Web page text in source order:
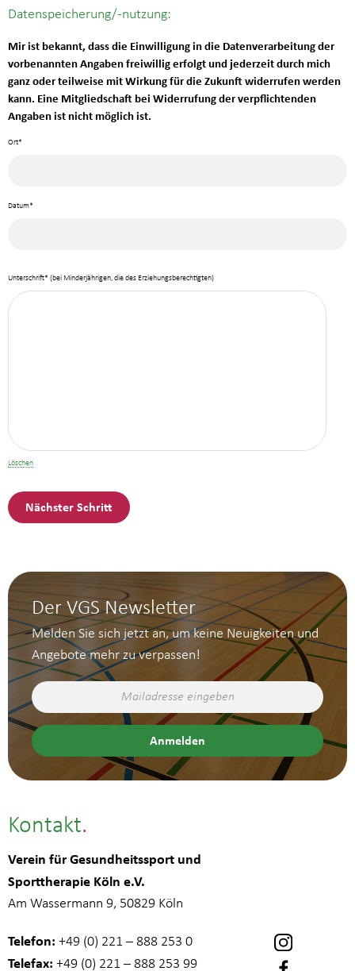
Datenspeicherung/-nutzung:
Mir ist bekannt, dass die Einwilligung in die Datenverarbeitung der
vorbenannten Angaben freiwillig erfolgt und jederzeit durch mich
ganz oder teilweise mit Wirkung für die Zukunft widerrufen werden
kann. Eine Mitgliedschaft bei Widerrufung der verpflichtenden
Angaben ist nicht möglich ist.
Ort*
Datum*
Unterschrift* (bei Minderjährigen, die des Erziehungsberechtigten)
Nächster Schritt
Der VGS Newsletter
Melden Sie sich jetzt an, um keine Neuigkeiten und
Angebote mehr zu verpassen!
Kontakt
Verein für Gesundheitssport und
Sporttherapie Köln e.V.
Am Wassermann 9, 50829 Köln
Telefon: +49 (0) 221 – 888 253 0
Telefax: +49 (0) 221 – 888 253 99